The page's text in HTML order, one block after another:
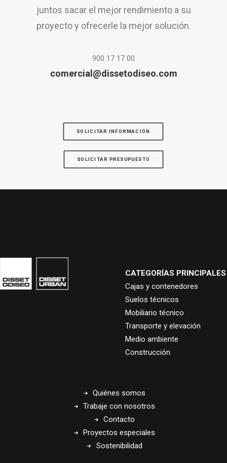
juntos sacar el mejor rendimiento a su
proyecto y ofrecerle la mejor solución.
900 17 17 00
comercial@dissetodiseo.com
SOLICITAR INFORMACIÓN
SOLICITAR PRESUPUESTO
CATEGORÍAS PRINCIPALES
Cajas y contenedores
Suelos técnicos
Mobiliario técnico
Transporte y elevación
Medio ambiente
Construcción
Quiénes somos
Trabaje con nosotros
Contacto
Proyectos especiales
Sostenibilidad